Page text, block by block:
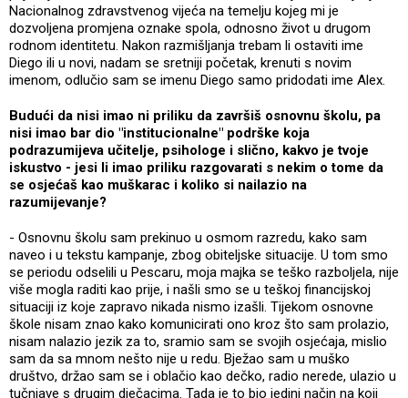
Nacionalnog zdravstvenog vijeća na temelju kojeg mi je
dozvoljena promjena oznake spola, odnosno život u drugom
rodnom identitetu. Nakon razmišljanja trebam li ostaviti ime
Diego ili u novi, nadam se sretniji početak, krenuti s novim
imenom, odlučio sam se imenu Diego samo pridodati ime Alex.
Budući da nisi imao ni priliku da završiš osnovnu školu, pa
nisi imao bar dio "institucionalne" podrške koja
podrazumijeva učitelje, psihologe i slično, kakvo je tvoje
iskustvo - jesi li imao priliku razgovarati s nekim o tome da
se osjećaš kao muškarac i koliko si nailazio na
razumijevanje?
- Osnovnu školu sam prekinuo u osmom razredu, kako sam
naveo i u tekstu kampanje, zbog obiteljske situacije. U tom smo
se periodu odselili u Pescaru, moja majka se teško razboljela, nije
više mogla raditi kao prije, i našli smo se u teškoj financijskoj
situaciji iz koje zapravo nikada nismo izašli. Tijekom osnovne
škole nisam znao kako komunicirati ono kroz što sam prolazio,
nisam nalazio jezik za to, sramio sam se svojih osjećaja, mislio
sam da sa mnom nešto nije u redu. Bježao sam u muško
društvo, držao sam se i oblačio kao dečko, radio nerede, ulazio u
tučnjave s drugim dječacima. Tada je to bio jedini način na koji